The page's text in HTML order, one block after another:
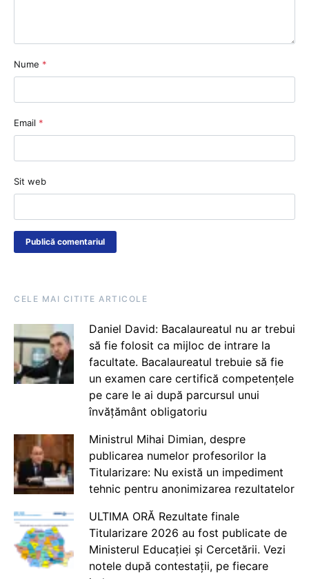
Nume *
Email *
Sit web
CELE MAI CITITE ARTICOLE
Daniel David: Bacalaureatul nu ar trebui
să fie folosit ca mijloc de intrare la
facultate. Bacalaureatul trebuie să fie
un examen care certifică competențele
pe care le ai după parcursul unui
învățământ obligatoriu
Ministrul Mihai Dimian, despre
publicarea numelor profesorilor la
Titularizare: Nu există un impediment
tehnic pentru anonimizarea rezultatelor
ULTIMA ORĂ Rezultate finale
Titularizare 2026 au fost publicate de
Ministerul Educației și Cercetării. Vezi
notele după contestații, pe fiecare